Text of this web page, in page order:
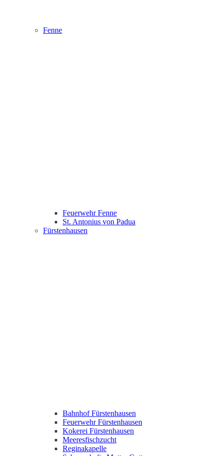
Fenne
Feuerwehr Fenne
St. Antonius von Padua
Fürstenhausen
Bahnhof Fürstenhausen
Feuerwehr Fürstenhausen
Kokerei Fürstenhausen
Meeresfischzucht
Reginakapelle